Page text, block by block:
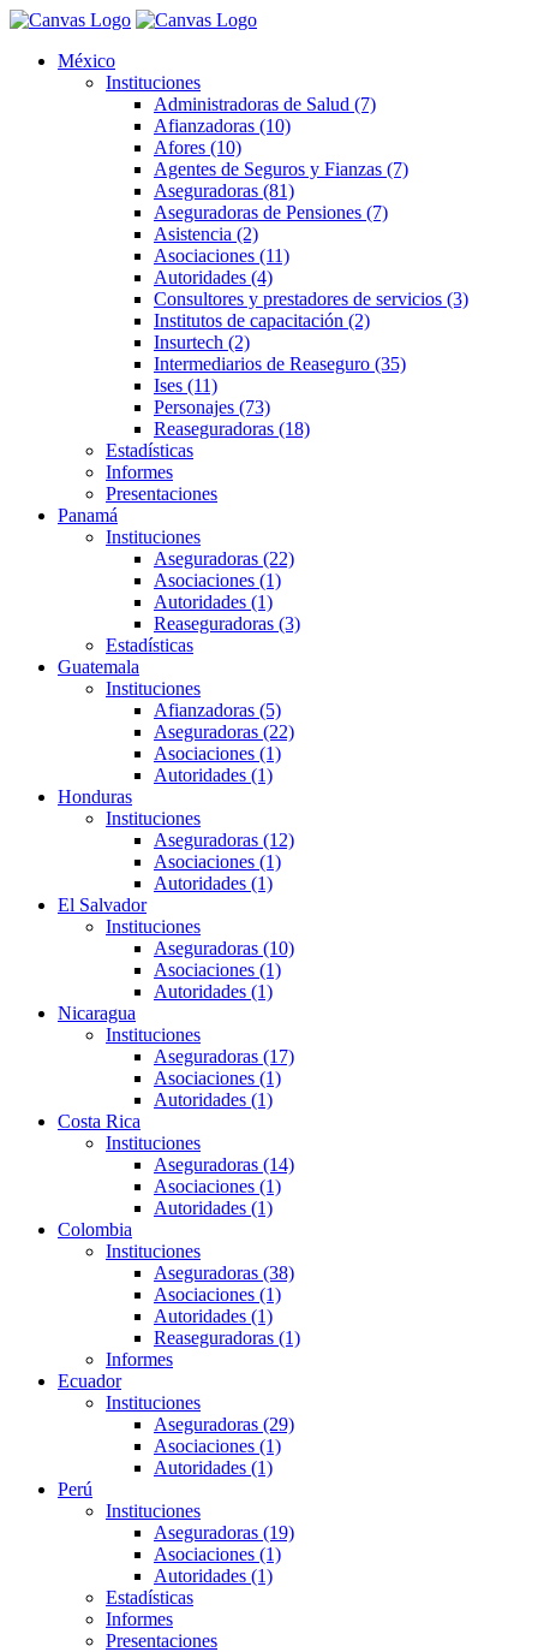
México
Instituciones
Administradoras de Salud (7)
Afianzadoras (10)
Afores (10)
Agentes de Seguros y Fianzas (7)
Aseguradoras (81)
Aseguradoras de Pensiones (7)
Asistencia (2)
Asociaciones (11)
Autoridades (4)
Consultores y prestadores de servicios (3)
Institutos de capacitación (2)
Insurtech (2)
Intermediarios de Reaseguro (35)
Ises (11)
Personajes (73)
Reaseguradoras (18)
Estadísticas
Informes
Presentaciones
Panamá
Instituciones
Aseguradoras (22)
Asociaciones (1)
Autoridades (1)
Reaseguradoras (3)
Estadísticas
Guatemala
Instituciones
Afianzadoras (5)
Aseguradoras (22)
Asociaciones (1)
Autoridades (1)
Honduras
Instituciones
Aseguradoras (12)
Asociaciones (1)
Autoridades (1)
El Salvador
Instituciones
Aseguradoras (10)
Asociaciones (1)
Autoridades (1)
Nicaragua
Instituciones
Aseguradoras (17)
Asociaciones (1)
Autoridades (1)
Costa Rica
Instituciones
Aseguradoras (14)
Asociaciones (1)
Autoridades (1)
Colombia
Instituciones
Aseguradoras (38)
Asociaciones (1)
Autoridades (1)
Reaseguradoras (1)
Informes
Ecuador
Instituciones
Aseguradoras (29)
Asociaciones (1)
Autoridades (1)
Perú
Instituciones
Aseguradoras (19)
Asociaciones (1)
Autoridades (1)
Estadísticas
Informes
Presentaciones